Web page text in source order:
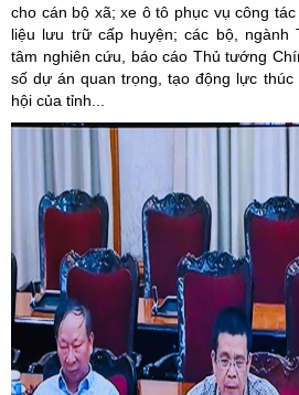
cho cán bộ xã; xe ô tô phục vụ công
liệu lưu trữ cấp huyện; các bộ, ngành
tâm nghiên cứu, báo cáo Thủ tướng
số dự án quan trọng, tạo động lực
hội của tỉnh...